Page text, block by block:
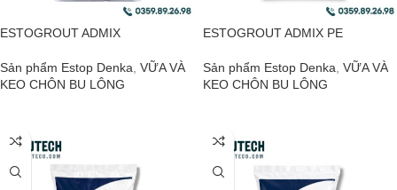
ESTOGROUT ADMIX
Sản phẩm Estop Denka VỮA VÀ
KEO CHÔN BU LÔNG
ESTOGROUT ADMIX PE
Sản phẩm Estop Denka VỮA VÀ
KEO CHÔN BU LÔNG